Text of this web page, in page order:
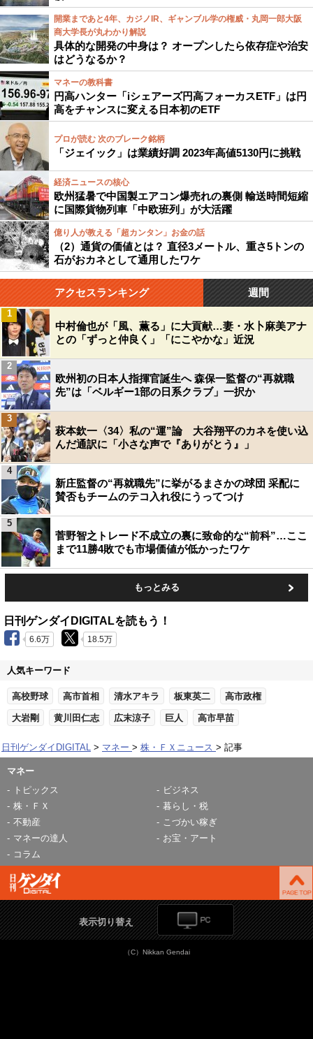
開業まであと4年、カジノIR、ギャンブル学の権威・丸岡一郎大阪
商大学長が丸わかり解説
具体的な開発の中身は？ オープンしたら依存症や治安
はどうなるか？
マネーの教科書
円高ハンター「iシェアーズ円高フォーカスETF」は円
高をチャンスに変える日本初のETF
プロが読む 次のブレーク銘柄
「ジェイック」は業績好調 2023年高値5130円に挑戦
経済ニュースの核心
欧州猛暑で中国製エアコン爆売れの裏側 輸送時間短縮
に国際貨物列車「中欧班列」が大活躍
億り人が教える「超カンタン」お金の話
（2）通貨の価値とは？ 直径3メートル、重さ5トンの
石がおカネとして通用したワケ
アクセスランキング 週間
中村倫也が「風、薫る」に大貢献…妻・水卜麻美アナ
との「ずっと仲良く」「にこやかな」近況
1
欧州初の日本人指揮官誕生へ 森保一監督の“再就職
先”は「ベルギー1部の日系クラブ」一択か
2
萩本欽一〈34〉私の“運”論 大谷翔平のカネを使い込
んだ通訳に「小さな声で『ありがとう』」
3
新庄監督の“再就職先”に挙がるまさかの球団 采配に
賛否もチームのテコ入れ役にうってつけ
4
菅野智之トレード不成立の裏に致命的な“前科”…ここ
まで11勝4敗でも市場価値が低かったワケ
5
もっとみる
日刊ゲンダイDIGITALを読もう！
6.6万 18.5万
人気キーワード
高校野球 高市首相 清水アキラ 板東英二 高市政権
大岩剛 黄川田仁志 広末涼子 巨人 高市早苗
日刊ゲンダイDIGITAL マネー 株・ＦＸニュース 記事
マネー
トピックス
ビジネス
株・ＦＸ
暮らし・税
不動産
こづかい稼ぎ
マネーの達人
お宝・アート
コラム
表示切り替え
（C）Nikkan Gendai